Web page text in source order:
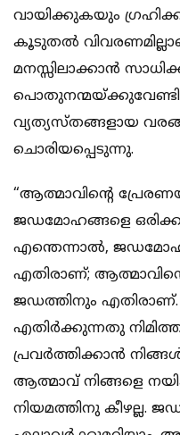
വായിക്കുകയും
കൂടുതല്‍
മനസ്സിലാക്കാന്‍
വ്യത്യസ്തങ്ങളായ
ചൊരിയപ്പെടുന്നു.
“ആത്മാവിന്റെ
ജഡമോഹങ്ങളെ
എന്തെന്നാല്‍,
എതിരാണ്;
ജഡത്തിനും
എതിര്‍ക്കുന്നതു
പ്രവര്‍ത്തിക്കാന്‍
ആത്മാവ് നിങ്ങളെ
നിയമത്തിനു കീഴല്ല.